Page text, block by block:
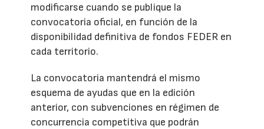
modificarse cuando se publique la
convocatoria oficial, en función de la
disponibilidad definitiva de fondos FEDER en
cada territorio.
La convocatoria mantendrá el mismo
esquema de ayudas que en la edición
anterior, con subvenciones en régimen de
concurrencia competitiva que podrán